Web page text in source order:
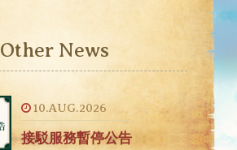
Other News
10.AUG.2026
接駁服務暫停公告